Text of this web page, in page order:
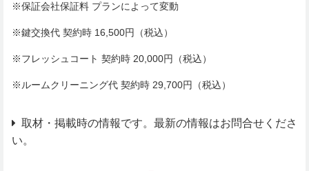
※保証会社保証料 プランによって変動
※鍵交換代 契約時 16,500円（税込）
※フレッシュコート 契約時 20,000円（税込）
※ルームクリーニング代 契約時 29,700円（税込）
取材・掲載時の情報です。最新の情報はお問合せくださ
い。